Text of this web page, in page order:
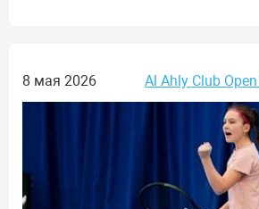
8 мая 2026 Al Ahly Club